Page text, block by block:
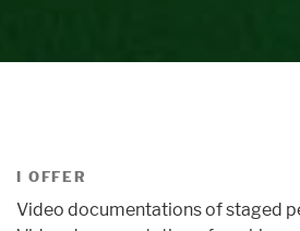
I OFFER
Video documentations of staged